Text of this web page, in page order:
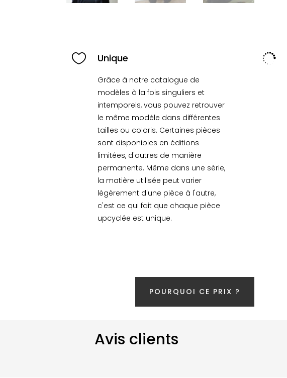
 Unique
Grâce à notre catalogue de
modèles à la fois singuliers et
intemporels, vous pouvez retrouver
le même modèle dans différentes
tailles ou coloris. Certaines pièces
sont disponibles en éditions
limitées, d'autres de manière
permanente. Même dans une série,
la matière utilisée peut varier
légèrement d'une pièce à l'autre,
c'est ce qui fait que chaque pièce
upcyclée est unique.

POURQUOI CE PRIX ?
Avis clients